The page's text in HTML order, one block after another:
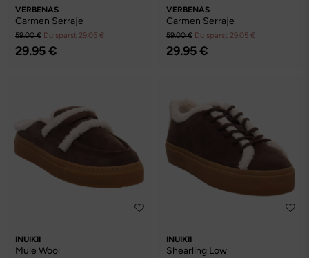
VERBENAS
Carmen Serraje
59.00 € Du sparst 29.05 €
29.95 €
VERBENAS
Carmen Serraje
59.00 € Du sparst 29.05 €
29.95 €
INUIKII
Mule Wool
INUIKII
Shearling Low